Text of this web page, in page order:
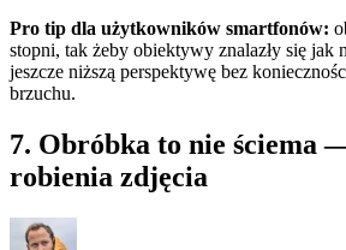
Pro tip dla użytkowników smartfonów:
stopni, tak żeby obiektywy znalazły się jak
jeszcze niższą perspektywę bez
brzuchu.
7. Obróbka to nie ściema
robienia zdjęcia